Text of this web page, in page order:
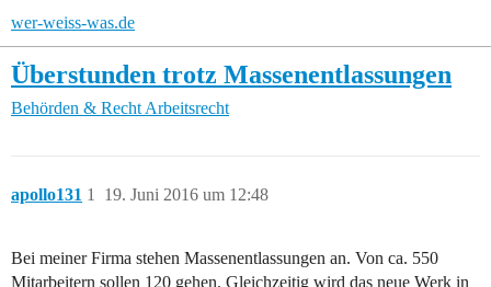
wer-weiss-was.de
Überstunden trotz Massenentlassungen
Behörden & Recht Arbeitsrecht
apollo131 19. Juni 2016 um 12:48
1
Bei meiner Firma stehen Massenentlassungen an. Von ca. 550
Mitarbeitern sollen 120 gehen. Gleichzeitig wird das neue Werk in